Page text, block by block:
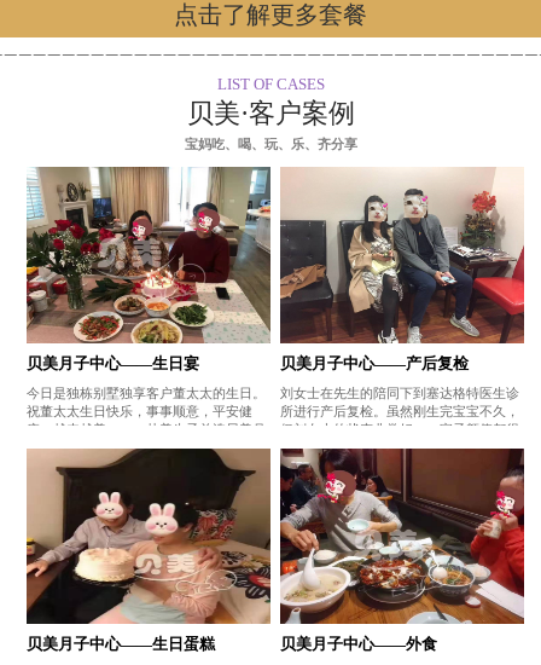
点击了解更多套餐
LIST OF CASES
贝美·客户案例
宝妈吃、喝、玩、乐、齐分享
贝美月子中心——生日宴
今日是独栋别墅独享客户董太太的生日。
祝董太太生日快乐，事事顺意，平安健
康，越来越美。——赴美生子首选贝美月
子中心
贝美月子中心——产后复检
刘女士在先生的陪同下到塞达格特医生诊
所进行产后复检。虽然刚生完宝宝不久，
但刘女士的状态非常好，一家子颜值都很
高哦。——赴美生子首选贝美月子中心
贝美月子中心——生日蛋糕 贝美月子中心——外食